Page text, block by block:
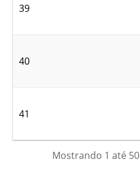
39
40
41
Mostrando 1 até